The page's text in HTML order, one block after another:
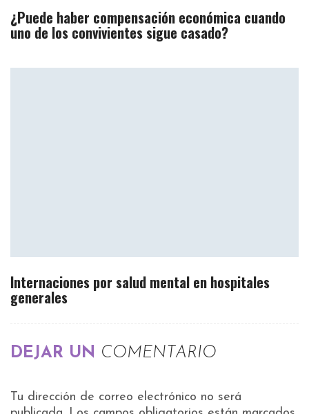
¿Puede haber compensación económica cuando
uno de los convivientes sigue casado?
Internaciones por salud mental en hospitales
generales
DEJAR UN COMENTARIO
Tu dirección de correo electrónico no será